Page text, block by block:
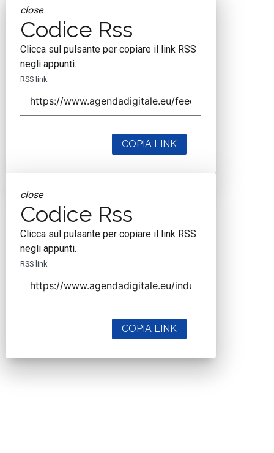
close
Codice Rss
Clicca sul pulsante per copiare il link RSS
negli appunti.
RSS link
COPIA LINK
close
Codice Rss
Clicca sul pulsante per copiare il link RSS
negli appunti.
RSS link
COPIA LINK